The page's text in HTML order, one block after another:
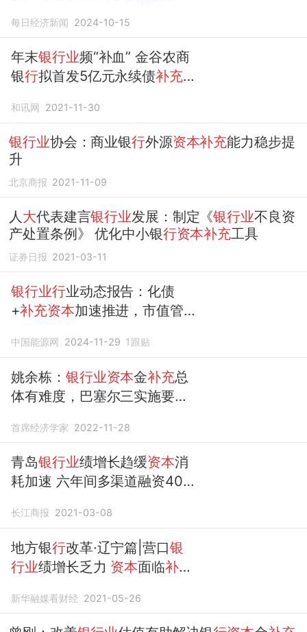
每日经济新闻 2024-10-15
年末银行业频“补血” 金谷农商
银行拟首发5亿元永续债补充
和讯网 2021-11-30
银行业协会：商业银行外源资本补充能力稳步提
升
北京商报 2021-11-09
人 大代表建言银行业发展：制定《银行业不良资
产处置条例》 优化中小银行资本补充工具
证券日报 2021-03-11
银行业行业动态报告：化债
+补充资本加速推进，市值管
中国能源网 2024-11-29 1 跟贴
姚余栋： 银行业资本金补充总
体有难度，巴塞尔三实施要有
首席经济学家 2022-11-28
青岛银行业绩增长趋缓资本消
耗加速 六年间多渠道融资403
长江商报 2021-03-08
地方银行改革·辽宁篇|营口银
行业绩增长乏力 资本面临补充
新华融媒看财经 2021-05-26